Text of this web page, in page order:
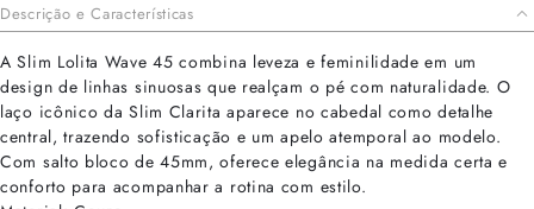
Descrição e Características
A Slim Lolita Wave 45 combina leveza e feminilidade em um
design de linhas sinuosas que realçam o pé com naturalidade. O
laço icônico da Slim Clarita aparece no cabedal como detalhe
central, trazendo sofisticação e um apelo atemporal ao modelo.
Com salto bloco de 45mm, oferece elegância na medida certa e
conforto para acompanhar a rotina com estilo.